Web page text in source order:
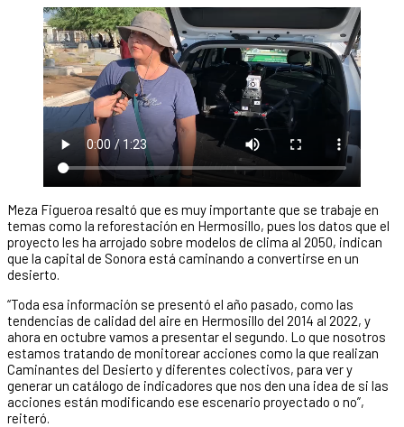
Meza Figueroa resaltó que es muy importante que se trabaje en
temas como la reforestación en Hermosillo, pues los datos que el
proyecto les ha arrojado sobre modelos de clima al 2050, indican
que la capital de Sonora está caminando a convertirse en un
desierto.
“Toda esa información se presentó el año pasado, como las
tendencias de calidad del aire en Hermosillo del 2014 al 2022, y
ahora en octubre vamos a presentar el segundo. Lo que nosotros
estamos tratando de monitorear acciones como la que realizan
Caminantes del Desierto y diferentes colectivos, para ver y
generar un catálogo de indicadores que nos den una idea de si las
acciones están modificando ese escenario proyectado o no”,
reiteró.